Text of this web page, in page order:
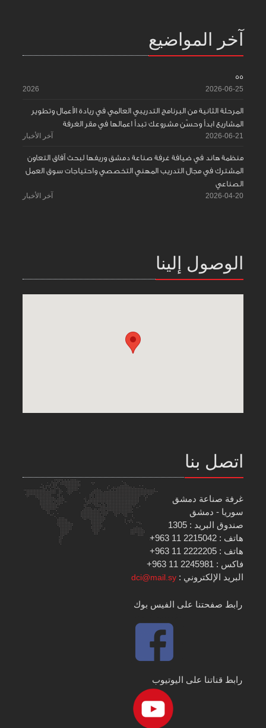
آخر المواضيع
55
2026-06-25
2026
المرحلة الثانية من البرنامج التدريبي العالمي في ريادة الأعمال وتطوير
المشاريع ابدأ وحسّن مشروعك تبدأ اعمالها في مقر الغرفة
2026-06-21 آخر الأخبار
منظمة هاند في ضيافة غرفة صناعة دمشق وريفها لبحث آفاق التعاون
المشترك في مجال التدريب المهني التخصصي واحتياجات سوق العمل
الصناعي
2026-04-20 آخر الأخبار
الوصول إلينا
اتصل بنا
غرفة صناعة دمشق
سوريا - دمشق
صندوق البريد : 1305
هاتف : 2215042 11 963+
هاتف : 2222205 11 963+
فاكس : 2245981 11 963+
البريد الإلكتروني :dci@mail.sy
رابط صفحتنا على الفيس بوك
رابط قناتنا على اليوتيوب